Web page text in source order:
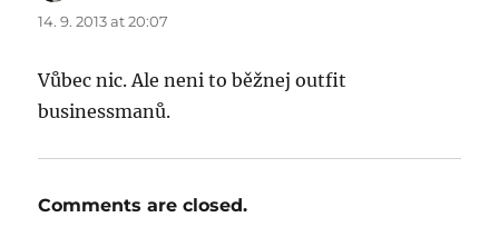
14. 9. 2013 at 20:07
Vůbec nic. Ale neni to běžnej outfit
businessmanů.
Comments are closed.